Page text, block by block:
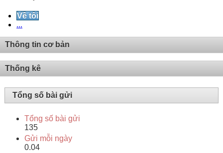
Về tôi
...
Thông tin cơ bản
Thống kê
Tổng số bài gửi
Tổng số bài gửi
135
Gửi mỗi ngày
0.04